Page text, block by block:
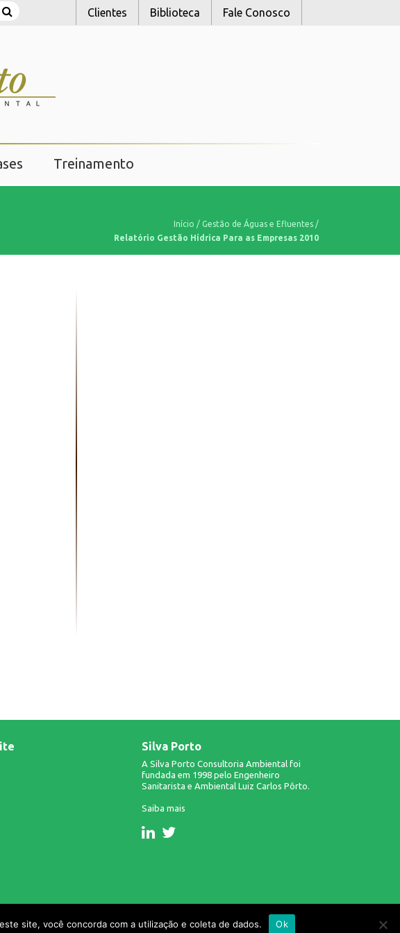
Clientes Biblioteca Fale Conosco
Treinamento
Início / Gestão de Águas e Efluentes /
Relatório Gestão Hídrica Para as Empresas 2010
Silva Porto
A Silva Porto Consultoria Ambiental foi
fundada em 1998 pelo Engenheiro
Sanitarista e Ambiental Luiz Carlos Pôrto.
Saiba mais
site, você concorda com a utilização e coleta de dados. Ok